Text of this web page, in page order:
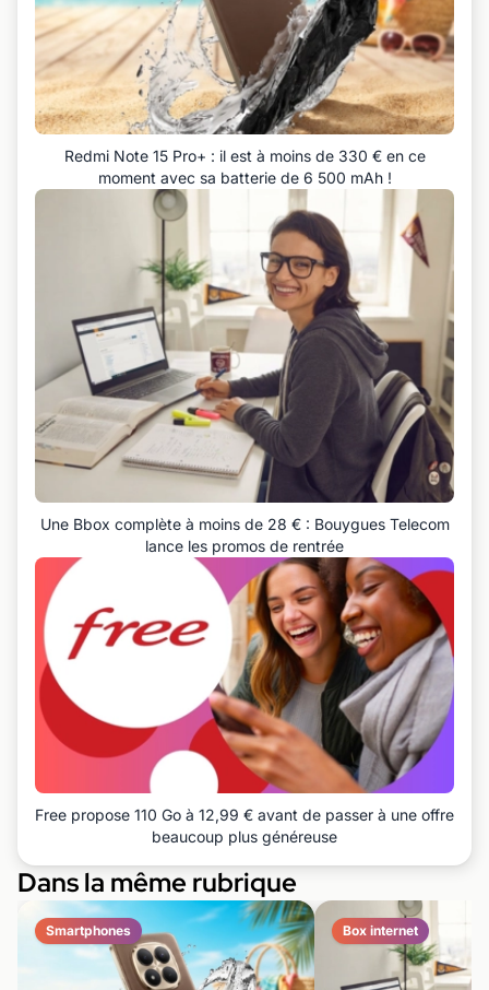
Redmi Note 15 Pro+ : il est à moins de 330 € en ce
moment avec sa batterie de 6 500 mAh !
Une Bbox complète à moins de 28 € : Bouygues Telecom
lance les promos de rentrée
Free propose 110 Go à 12,99 € avant de passer à une offre
beaucoup plus généreuse
Dans la même rubrique
Smartphones Box internet